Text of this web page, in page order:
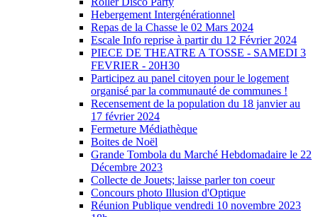
Hebergement Intergénérationnel
Repas de la Chasse le 02 Mars 2024
Escale Info reprise à partir du 12 Février 2024
PIECE DE THEATRE A TOSSE - SAMEDI 3
FEVRIER - 20H30
Participez au panel citoyen pour le logement
organisé par la communauté de communes !
Recensement de la population du 18 janvier au
17 février 2024
Fermeture Médiathèque
Boites de Noël
Grande Tombola du Marché Hebdomadaire le 22
Décembre 2023
Collecte de Jouets; laisse parler ton coeur
Concours photo Illusion d'Optique
Réunion Publique vendredi 10 novembre 2023